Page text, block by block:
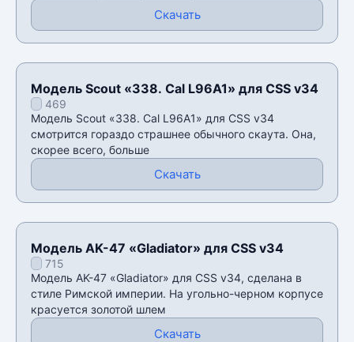
Скачать
Модель Scout «338. Cal L96A1» для CSS v34
469
Модель Scout «338. Cal L96A1» для CSS v34
смотрится гораздо страшнее обычного скаута. Она,
скорее всего, больше
Скачать
Модель AK-47 «Gladiator» для CSS v34
715
Модель AK-47 «Gladiator» для CSS v34, сделана в
стиле Римской империи. На угольно-черном корпусе
красуется золотой шлем
Скачать